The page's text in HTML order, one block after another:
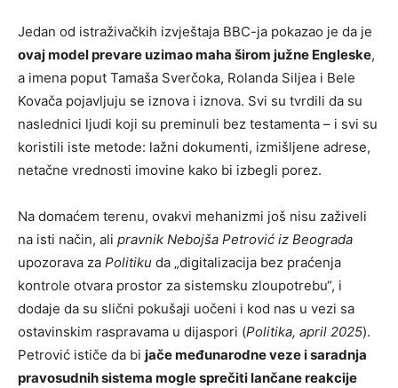
Jedan od istraživačkih izvještaja BBC-ja pokazao je da je
ovaj model prevare uzimao maha širom južne Engleske,
a imena poput Tamaša Sverčoka, Rolanda Siljea i Bele
Kovača pojavljuju se iznova i iznova. Svi su tvrdili da su
naslednici ljudi koji su preminuli bez testamenta – i svi su
koristili iste metode: lažni dokumenti, izmišljene adrese,
netačne vrednosti imovine kako bi izbegli porez.
Na domaćem terenu, ovakvi mehanizmi još nisu zaživeli
na isti način, ali pravnik Nebojša Petrović iz Beograda
upozorava za Politiku da „digitalizacija bez praćenja
kontrole otvara prostor za sistemsku zloupotrebu“, i
dodaje da su slični pokušaji uočeni i kod nas u vezi sa
ostavinskim raspravama u dijaspori (Politika, april 2025).
Petrović ističe da bi jače međunarodne veze i saradnja
pravosudnih sistema mogle sprečiti lančane reakcije